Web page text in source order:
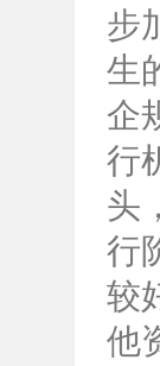
步
生
企
行
头
行
较
他